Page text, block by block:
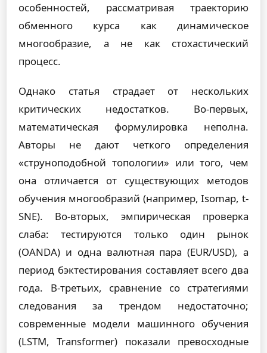
особенностей, рассматривая траекторию
обменного курса как динамическое
многообразие, а не как стохастический
процесс.
Однако статья страдает от нескольких
критических недостатков. Во-первых,
математическая формулировка неполна.
Авторы не дают четкого определения
«струноподобной топологии» или того, чем
она отличается от существующих методов
обучения многообразий (например, Isomap, t-
SNE). Во-вторых, эмпирическая проверка
слаба: тестируются только один рынок
(OANDA) и одна валютная пара (EUR/USD), а
период бэктестирования составляет всего два
года. В-третьих, сравнение со стратегиями
следования за трендом недостаточно;
современные модели машинного обучения
(LSTM, Transformer) показали превосходные